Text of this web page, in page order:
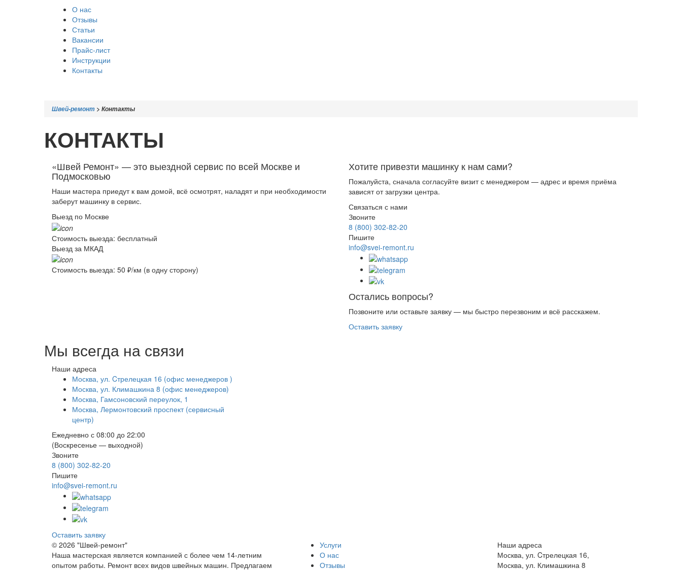
О нас
Отзывы
Статьи
Вакансии
Прайс-лист
Инструкции
Контакты
Швей-ремонт > Контакты
КОНТАКТЫ
«Швей Ремонт» — это выездной сервис по всей Москве и
Подмосковью
Наши мастера приедут к вам домой, всё осмотрят, наладят и при необходимости
заберут машинку в сервис.
Выезд по Москве
Стоимость выезда: бесплатный
Выезд за МКАД
Стоимость выезда: 50 ₽/км (в одну сторону)
Хотите привезти машинку к нам сами?
Пожалуйста, сначала согласуйте визит с менеджером — адрес и время приёма
зависят от загрузки центра.
Связаться с нами
Звоните
8 (800) 302-82-20
Пишите
info@svei-remont.ru
Остались вопросы?
Позвоните или оставьте заявку — мы быстро перезвоним и всё расскажем.
Оставить заявку
Мы всегда на связи
Наши адреса
Москва, ул. Cтрелецкая 16 (офис менеджеров )
Москва, ул. Климашкина 8 (офис менеджеров)
Москва, Гамсоновский переулок, 1
Москва, Лермонтовский проспект (сервисный
центр)
Ежедневно с 08:00 до 22:00
(Воскресенье — выходной)
Звоните
8 (800) 302-82-20
Пишите
info@svei-remont.ru
Оставить заявку
© 2026 "Швей-ремонт"
Наша мастерская является компанией с более чем 14-летним
опытом работы. Ремонт всех видов швейных машин. Предлагаем
Услуги
О нас
Отзывы
Наши адреса
Москва, ул. Cтрелецкая 16,
Москва, ул. Климашкина 8